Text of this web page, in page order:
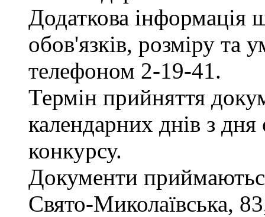
Додаткова інформація
обов'язків, розміру та
телефоном 2-19-41.
Термін прийняття
календарних днів з
конкурсу.
Документи
Свято-Миколаївська,